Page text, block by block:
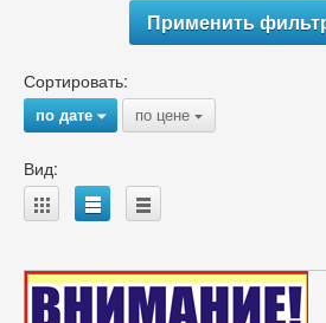
Сортировать:
по дате{ по цене {
Вид:
A B C